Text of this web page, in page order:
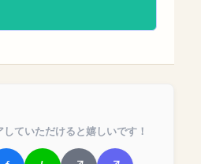
ていただけると嬉しいです！